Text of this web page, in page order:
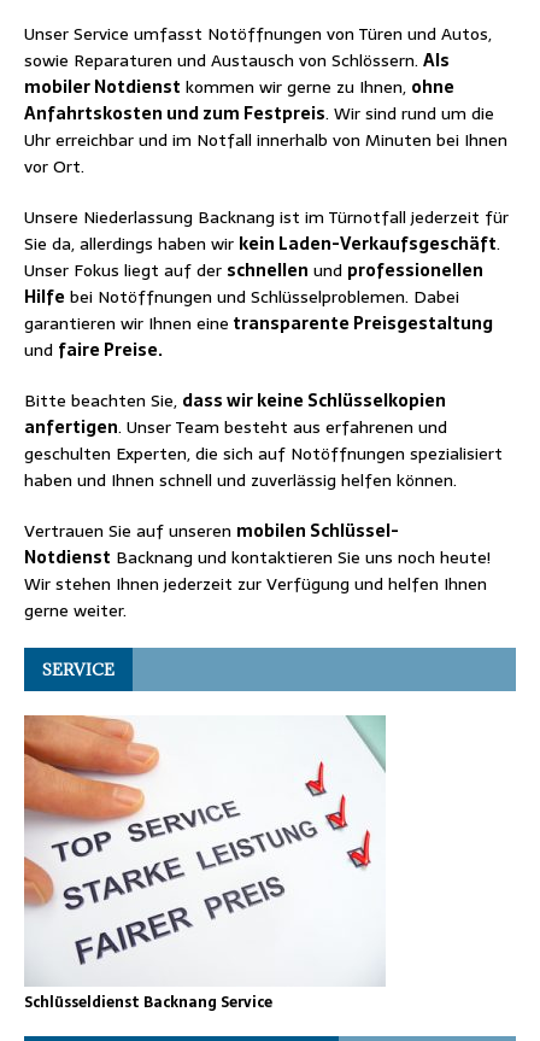
Unser Service umfasst Notöffnungen von Türen und Autos,
sowie Reparaturen und Austausch von Schlössern. Als
mobiler Notdienst kommen wir gerne zu Ihnen, ohne
Anfahrtskosten und zum Festpreis. Wir sind rund um die
Uhr erreichbar und im Notfall innerhalb von Minuten bei Ihnen
vor Ort.
Unsere Niederlassung Backnang ist im Türnotfall jederzeit für
Sie da, allerdings haben wir kein Laden-Verkaufsgeschäft.
Unser Fokus liegt auf der schnellen und professionellen
Hilfe bei Notöffnungen und Schlüsselproblemen. Dabei
garantieren wir Ihnen eine transparente Preisgestaltung
und faire Preise.
Bitte beachten Sie, dass wir keine Schlüsselkopien
anfertigen. Unser Team besteht aus erfahrenen und
geschulten Experten, die sich auf Notöffnungen spezialisiert
haben und Ihnen schnell und zuverlässig helfen können.
Vertrauen Sie auf unseren mobilen Schlüssel-
Notdienst Backnang und kontaktieren Sie uns noch heute!
Wir stehen Ihnen jederzeit zur Verfügung und helfen Ihnen
gerne weiter.
SERVICE
Schlüsseldienst Backnang Service